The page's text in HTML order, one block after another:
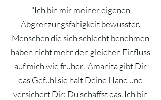
"Ich bin mir meiner eigenen
Abgrenzungsfähigkeit bewusster.
Menschen die sich schlecht benehmen
haben nicht mehr den gleichen Einfluss
auf mich wie früher. Amanita gibt Dir
das Gefühl sie hält Deine Hand und
versichert Dir: Du schaffst das. Ich bin